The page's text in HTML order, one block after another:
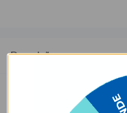
Descrição
Garrafa
Rosa e Azul Royal. A